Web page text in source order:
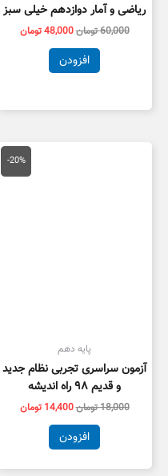
ریاضی و آمار دوازدهم خیلی سبز
60,000تومان48,000تومان
افزودن
-20%
پایه دهم
آزمون سراسری تجربی نظام جدید
و قدیم ۹۸ راه اندیشه
18,000تومان
18,000 تومان
14,400 تومان
قیمت
فعلی
افزودن